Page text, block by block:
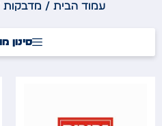
עמוד הבית/ מדבקות/
סינון